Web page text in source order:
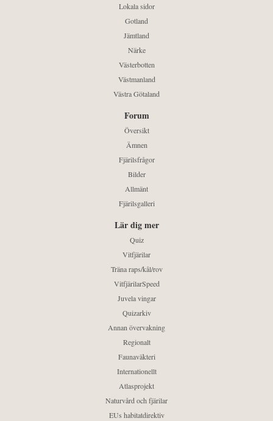
Lokala sidor
Gotland
Jämtland
Närke
Västerbotten
Västmanland
Västra Götaland
Forum
Översikt
Ämnen
Fjärilsfrågor
Bilder
Allmänt
Fjärilsgalleri
Lär dig mer
Quiz
Vitfjärilar
Träna raps/kål/rov
VitfjärilarSpeed
Juvela vingar
Quizarkiv
Annan övervakning
Regionalt
Faunaväkteri
Internationellt
Atlasprojekt
Naturvård och fjärilar
EUs habitatdirektiv